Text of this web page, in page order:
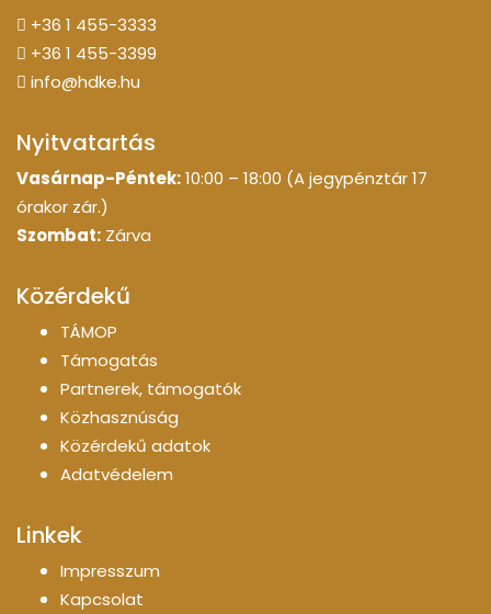
+36 1 455-3333
+36 1 455-3399
info@hdke.hu
Nyitvatartás
Vasárnap-Péntek:10:00 – 18:00 (A jegypénztár 17
órakor zár.)
Szombat: Zárva
Közérdekű
TÁMOP
Támogatás
Partnerek, támogatók
Közhasznúság
Közérdekű adatok
Adatvédelem
Linkek
Impresszum
Kapcsolat